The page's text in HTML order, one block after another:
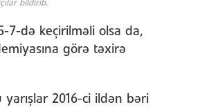
bildirib.
7-də keçirilməli olsa da,
görə təxirə
2016-ci ildən bəri